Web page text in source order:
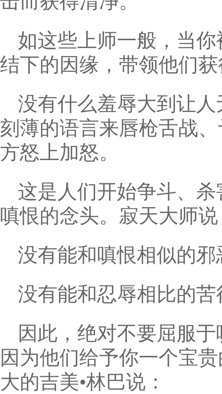
如这些上师一般，当
结下的因缘，带领他们
没有什么羞辱大到让
刻薄的语言来唇枪舌战
方怒上加怒。
这是人们开始争斗、
嗔恨的念头。寂天大师
没有能和嗔恨相似的邪
没有能和忍辱相比的苦
因此，绝对不要屈服
因为他们给予你一个宝
大的吉美•林巴说：